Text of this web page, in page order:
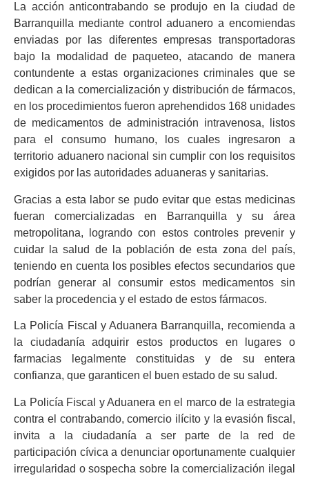
La acción anticontrabando se produjo en la ciudad de
Barranquilla mediante control aduanero a encomiendas
enviadas por las diferentes empresas transportadoras
bajo la modalidad de paqueteo, atacando de manera
contundente a estas organizaciones criminales que se
dedican a la comercialización y distribución de fármacos,
en los procedimientos fueron aprehendidos 168 unidades
de medicamentos de administración intravenosa, listos
para el consumo humano, los cuales ingresaron a
territorio aduanero nacional sin cumplir con los requisitos
exigidos por las autoridades aduaneras y sanitarias.
Gracias a esta labor se pudo evitar que estas medicinas
fueran comercializadas en Barranquilla y su área
metropolitana, logrando con estos controles prevenir y
cuidar la salud de la población de esta zona del país,
teniendo en cuenta los posibles efectos secundarios que
podrían generar al consumir estos medicamentos sin
saber la procedencia y el estado de estos fármacos.
La Policía Fiscal y Aduanera Barranquilla, recomienda a
la ciudadanía adquirir estos productos en lugares o
farmacias legalmente constituidas y de su entera
confianza, que garanticen el buen estado de su salud.
La Policía Fiscal y Aduanera en el marco de la estrategia
contra el contrabando, comercio ilícito y la evasión fiscal,
invita a la ciudadanía a ser parte de la red de
participación cívica a denunciar oportunamente cualquier
irregularidad o sospecha sobre la comercialización ilegal